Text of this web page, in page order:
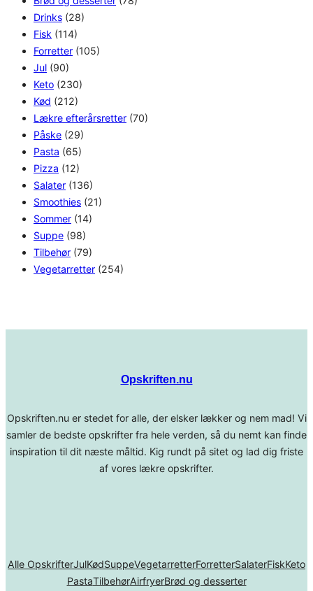
Drinks (28)
Fisk (114)
Forretter (105)
Jul (90)
Keto (230)
Kød (212)
Lækre efterårsretter (70)
Påske (29)
Pasta (65)
Pizza (12)
Salater (136)
Smoothies (21)
Sommer (14)
Suppe (98)
Tilbehør (79)
Vegetarretter (254)
Opskriften.nu
Opskriften.nu er stedet for alle, der elsker lækker og nem mad! Vi
samler de bedste opskrifter fra hele verden, så du nemt kan finde
inspiration til dit næste måltid. Kig rundt på sitet og lad dig friste
af vores lækre opskrifter.
Alle OpskrifterJulKødSuppeVegetarretterForretterSalaterFiskKeto
PastaTilbehørAirfryerBrød og desserter